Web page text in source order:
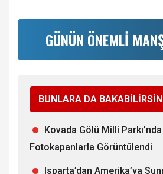
GÜNÜN ÖNEMLİ
BUNLARA DA
Kovada Gölü Milli
Fotokapanlarla Görüntülendi
Isparta’dan Amerika’ya